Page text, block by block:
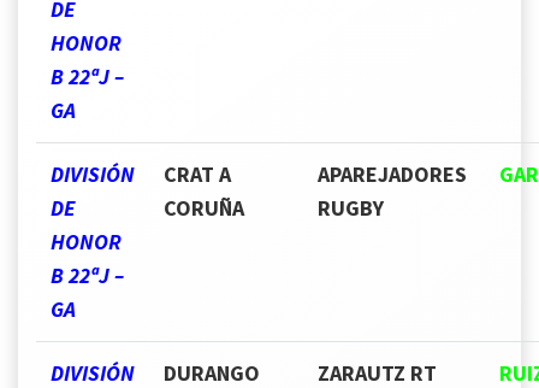
DE
HONOR
B 22ªJ –
GA
DIVISIÓN
DE
HONOR
B 22ªJ –
GA
CRAT A
CORUÑA
APAREJADORES
RUGBY
DIVISIÓN
DURANGO
ZARAUTZ RT